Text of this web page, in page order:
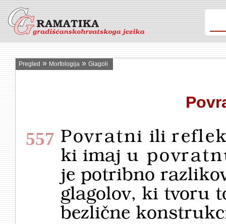
Pregled » Morfologija » Glagoli
557 Povratni ili
ki imaj u
je potribno
glagolov, ki tvoru
bezlične